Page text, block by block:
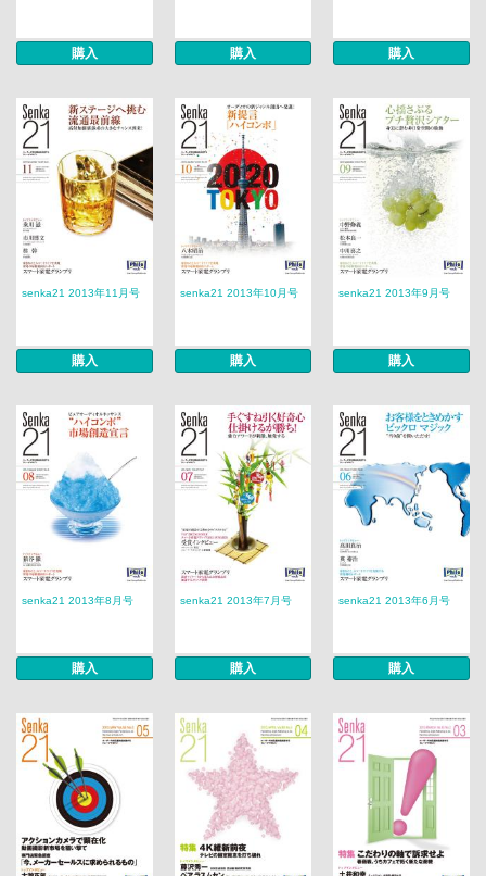
購入 購入 購入
senka21 2013年11月号
購入
senka21 2013年10月号
購入
senka21 2013年9月号
購入
senka21 2013年8月号
購入
senka21 2013年7月号
購入
senka21 2013年6月号
購入